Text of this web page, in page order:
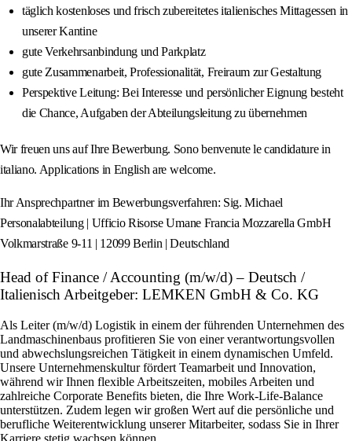
täglich kostenloses und frisch zubereitetes italienisches Mittagessen in
unserer Kantine
gute Verkehrsanbindung und Parkplatz
gute Zusammenarbeit, Professionalität, Freiraum zur Gestaltung
Perspektive Leitung: Bei Interesse und persönlicher Eignung besteht
die Chance, Aufgaben der Abteilungsleitung zu übernehmen
Wir freuen uns auf Ihre Bewerbung. Sono benvenute le candidature in
italiano. Applications in English are welcome.
Ihr Ansprechpartner im Bewerbungsverfahren: Sig. Michael
Personalabteilung | Ufficio Risorse Umane Francia Mozzarella GmbH
Volkmarstraße 9-11 | 12099 Berlin | Deutschland
Head of Finance / Accounting (m/w/d) – Deutsch /
Italienisch Arbeitgeber: LEMKEN GmbH & Co. KG
Als Leiter (m/w/d) Logistik in einem der führenden Unternehmen des
Landmaschinenbaus profitieren Sie von einer verantwortungsvollen
und abwechslungsreichen Tätigkeit in einem dynamischen Umfeld.
Unsere Unternehmenskultur fördert Teamarbeit und Innovation,
während wir Ihnen flexible Arbeitszeiten, mobiles Arbeiten und
zahlreiche Corporate Benefits bieten, die Ihre Work-Life-Balance
unterstützen. Zudem legen wir großen Wert auf die persönliche und
berufliche Weiterentwicklung unserer Mitarbeiter, sodass Sie in Ihrer
Karriere stetig wachsen können.